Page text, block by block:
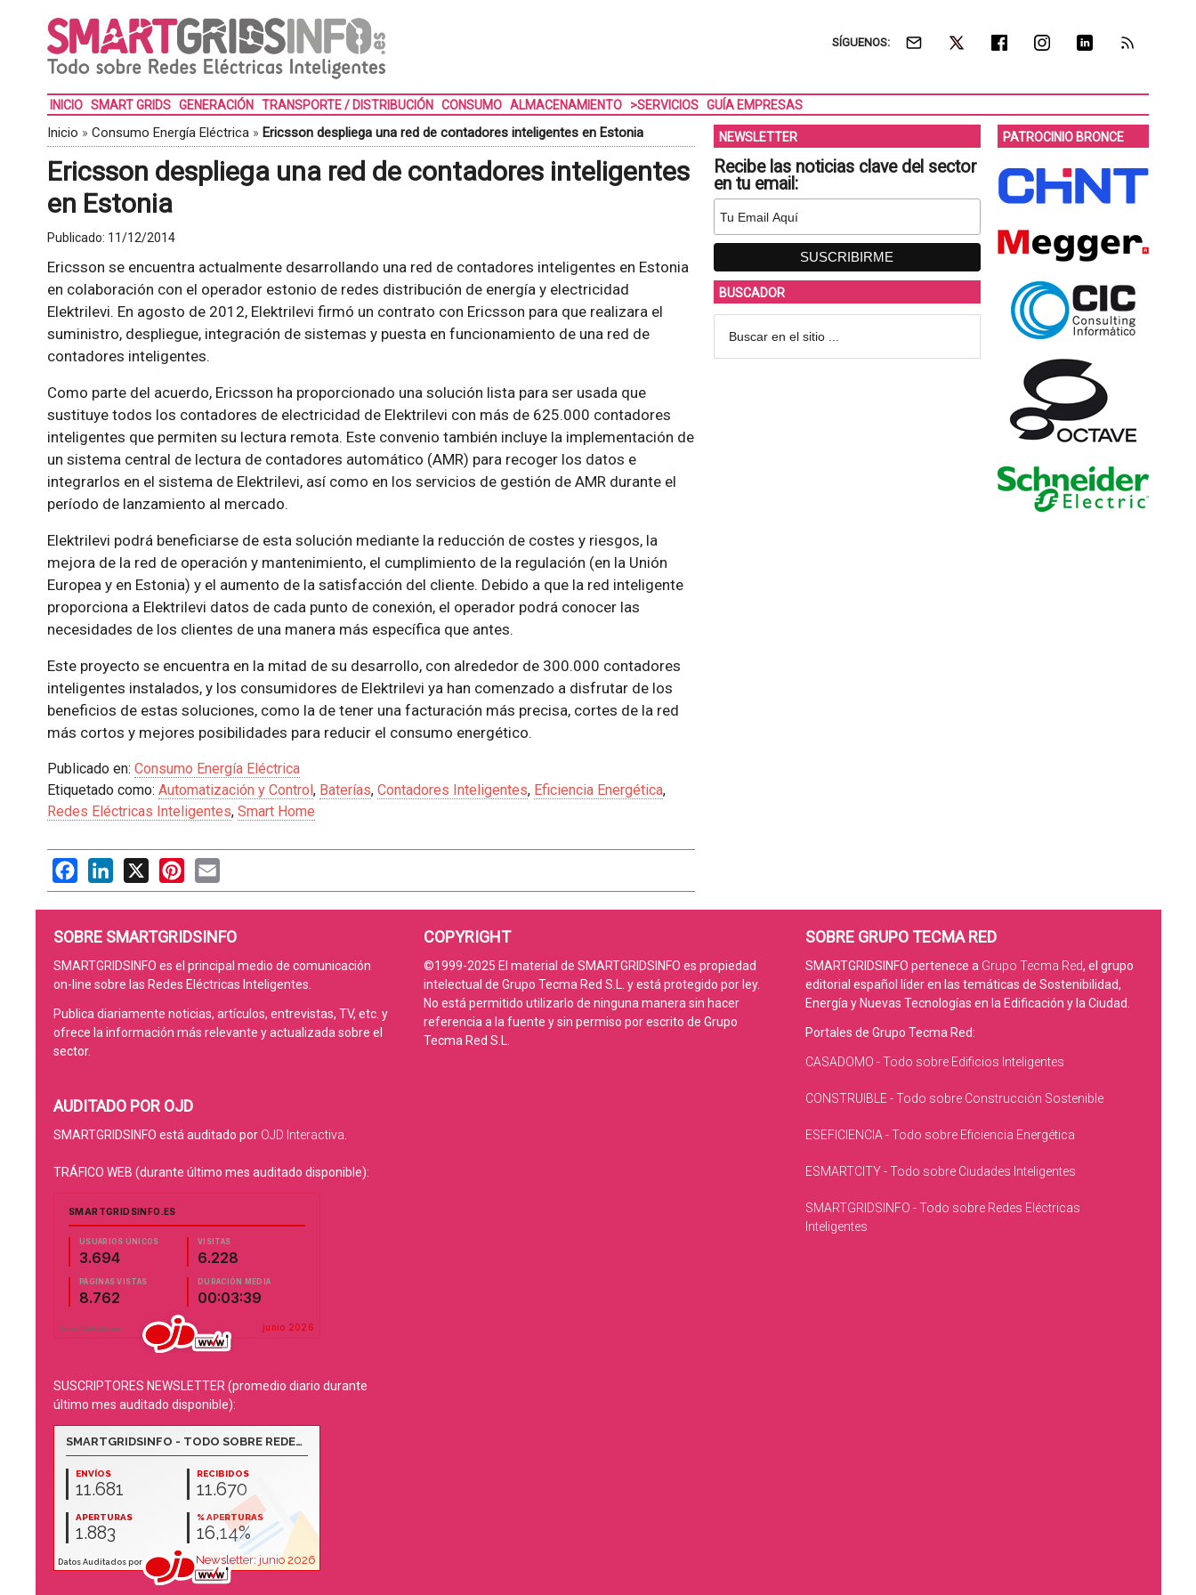
SÍGUENOS:
INICIO SMART GRIDS GENERACIÓN TRANSPORTE / DISTRIBUCIÓN CONSUMO ALMACENAMIENTO >SERVICIOS GUÍA EMPRESAS
Inicio » Consumo Energía Eléctrica» Ericsson despliega una red de contadores inteligentes en Estonia
Ericsson despliega una red de contadores inteligentes
en Estonia
Publicado: 11/12/2014
Ericsson se encuentra actualmente desarrollando una red de contadores inteligentes en Estonia
en colaboración con el operador estonio de redes distribución de energía y electricidad
Elektrilevi. En agosto de 2012, Elektrilevi firmó un contrato con Ericsson para que realizara el
suministro, despliegue, integración de sistemas y puesta en funcionamiento de una red de
contadores inteligentes.
Como parte del acuerdo, Ericsson ha proporcionado una solución lista para ser usada que
sustituye todos los contadores de electricidad de Elektrilevi con más de 625.000 contadores
inteligentes que permiten su lectura remota. Este convenio también incluye la implementación de
un sistema central de lectura de contadores automático (AMR) para recoger los datos e
integrarlos en el sistema de Elektrilevi, así como en los servicios de gestión de AMR durante el
período de lanzamiento al mercado.
Elektrilevi podrá beneficiarse de esta solución mediante la reducción de costes y riesgos, la
mejora de la red de operación y mantenimiento, el cumplimiento de la regulación (en la Unión
Europea y en Estonia) y el aumento de la satisfacción del cliente. Debido a que la red inteligente
proporciona a Elektrilevi datos de cada punto de conexión, el operador podrá conocer las
necesidades de los clientes de una manera más específica que antes.
Este proyecto se encuentra en la mitad de su desarrollo, con alrededor de 300.000 contadores
inteligentes instalados, y los consumidores de Elektrilevi ya han comenzado a disfrutar de los
beneficios de estas soluciones, como la de tener una facturación más precisa, cortes de la red
más cortos y mejores posibilidades para reducir el consumo energético.
Publicado en: Consumo Energía Eléctrica
Etiquetado como: Automatización y Control, Baterías, Contadores Inteligentes, Eficiencia Energética,
Redes Eléctricas Inteligentes, Smart Home
FacebookLinkedIn
X PinterestEmail
NEWSLETTER
Recibe las noticias clave del sector
en tu email:
BUSCADOR
PATROCINIO BRONCE
SOBRE SMARTGRIDSINFO
SMARTGRIDSINFO es el principal medio de comunicación
on-line sobre las Redes Eléctricas Inteligentes.
Publica diariamente noticias, artículos, entrevistas, TV, etc. y
ofrece la información más relevante y actualizada sobre el
sector.
AUDITADO POR OJD
SMARTGRIDSINFO está auditado por OJD Interactiva
TRÁFICO WEB (durante último mes auditado disponible):
SUSCRIPTORES NEWSLETTER (promedio diario durante
último mes auditado disponible):
COPYRIGHT
©1999-2025 El material de SMARTGRIDSINFO es propiedad
intelectual de Grupo Tecma Red S.L. y está protegido por ley.
No está permitido utilizarlo de ninguna manera sin hacer
referencia a la fuente y sin permiso por escrito de Grupo
Tecma Red S.L.
SOBRE GRUPO TECMA RED
SMARTGRIDSINFO pertenece a Grupo Tecma Red, el grupo
editorial español líder en las temáticas de Sostenibilidad,
Energía y Nuevas Tecnologías en la Edificación y la Ciudad.
Portales de Grupo Tecma Red:
CASADOMO - Todo sobre Edificios Inteligentes
CONSTRUIBLE - Todo sobre Construcción Sostenible
ESEFICIENCIA - Todo sobre Eficiencia Energética
ESMARTCITY - Todo sobre Ciudades Inteligentes
SMARTGRIDSINFO - Todo sobre Redes Eléctricas
Inteligentes